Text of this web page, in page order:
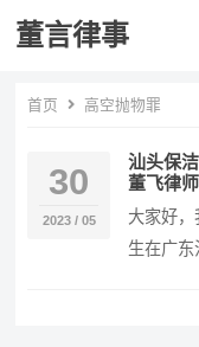
董言律事
首页 高空抛物罪
30
2023 / 05
汕头保
董飞律师
大家好
生在广东